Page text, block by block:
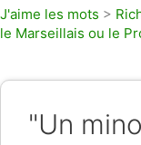
J'aime les mots >
le Marseillais ou le
"Un